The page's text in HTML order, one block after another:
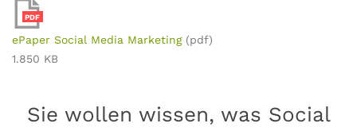
PDF
ePaper Social Media Marketing (pdf)
1.850 KB
Sie wollen wissen, was Social